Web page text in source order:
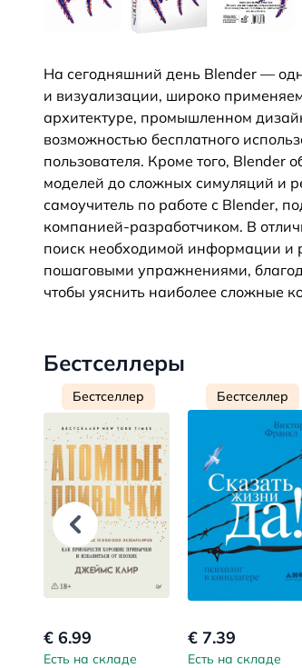
На сегодняшний день Blender —
и визуализации, широко
архитектуре, промышленном
возможностью бесплатного
пользователя. Кроме того,
моделей до сложных симуляций и
самоучитель по работе с Blender,
компанией-разработчиком. В
поиск необходимой информации и
пошаговыми упражнениями,
чтобы уяснить наиболее сложные
Бестселлеры
Бестселлер
€ 6.99
Есть на складе
Бестселлер
€ 7.39
Есть на складе